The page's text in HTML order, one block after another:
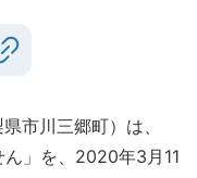
県市川三郷町）は、
ん」を、2020年3月11